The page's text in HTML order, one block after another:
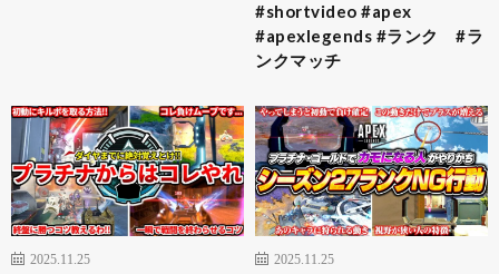
#shortvideo #apex
#apexlegends #ランク #ラ
ンクマッチ
2025.11.25 2025.11.25